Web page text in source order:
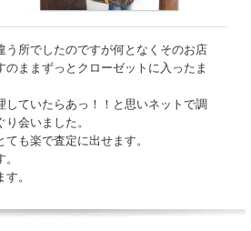
う所でしたのですが何となくそのお店
のままずっとクローゼットに入ったま
していたらあっ！！と思いネットで調
会いました。
も楽で査定に出せます。
。